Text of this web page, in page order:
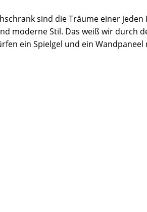
sind die Träume einer
moderne Stil. Das weiß wir durch
ein Spielgel und ein Wandpaneel